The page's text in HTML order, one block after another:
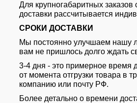
Для крупногабаритных заказов
доставки рассчитывается
СРОКИ ДОСТАВКИ
Мы постоянно улучшаем нашу
вам не пришлось долго ждать
3-4 дня - это примерное время
от момента отгрузки товара в
компанию или почту РФ.
Более детально о времени